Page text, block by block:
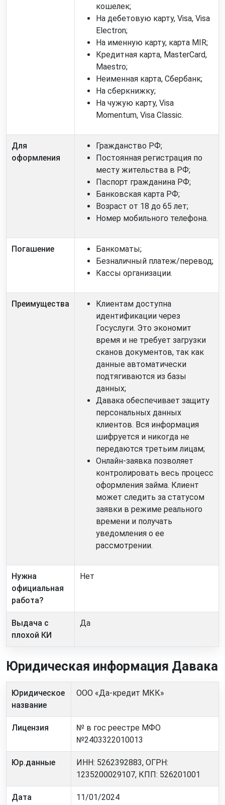
кошелек;
На дебетовую карту, Visa, Visa
Electron;
На именную карту, карта MIR;
Кредитная карта, MasterCard,
Maestro;
Неименная карта, Сбербанк;
На сберкнижку;
На чужую карту, Visa
Momentum, Visa Classic.
Для
оформления
Гражданство РФ;
Постоянная регистрация по
месту жительства в РФ;
Паспорт гражданина РФ;
Банковская карта РФ;
Возраст от 18 до 65 лет;
Номер мобильного телефона.
Погашение
Банкоматы;
Безналичный платеж/перевод;
Кассы организации.
Преимущества
Клиентам доступна
идентификации через
Госуслуги. Это экономит
время и не требует загрузки
сканов документов, так как
данные автоматически
подтягиваются из базы
данных;
Давака обеспечивает защиту
персональных данных
клиентов. Вся информация
шифруется и никогда не
передаются третьим лицам;
Онлайн-заявка позволяет
контролировать весь процесс
оформления займа. Клиент
может следить за статусом
заявки в режиме реального
времени и получать
уведомления о ее
рассмотрении.
Нужна
официальная
работа?
Нет
Выдача с
плохой КИ
Да
Юридическая информация Давака
Юридическое
название
ООО «Да-кредит МКК»
Лицензия
№ в гос реестре МФО
№2403322010013
Юр.данные
ИНН: 5262392883, ОГРН:
1235200029107, КПП: 526201001
Дата
11/01/2024